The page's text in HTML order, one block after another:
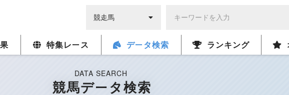
特集レース データ検索 ランキング
DATA SEARCH
競馬データ検索